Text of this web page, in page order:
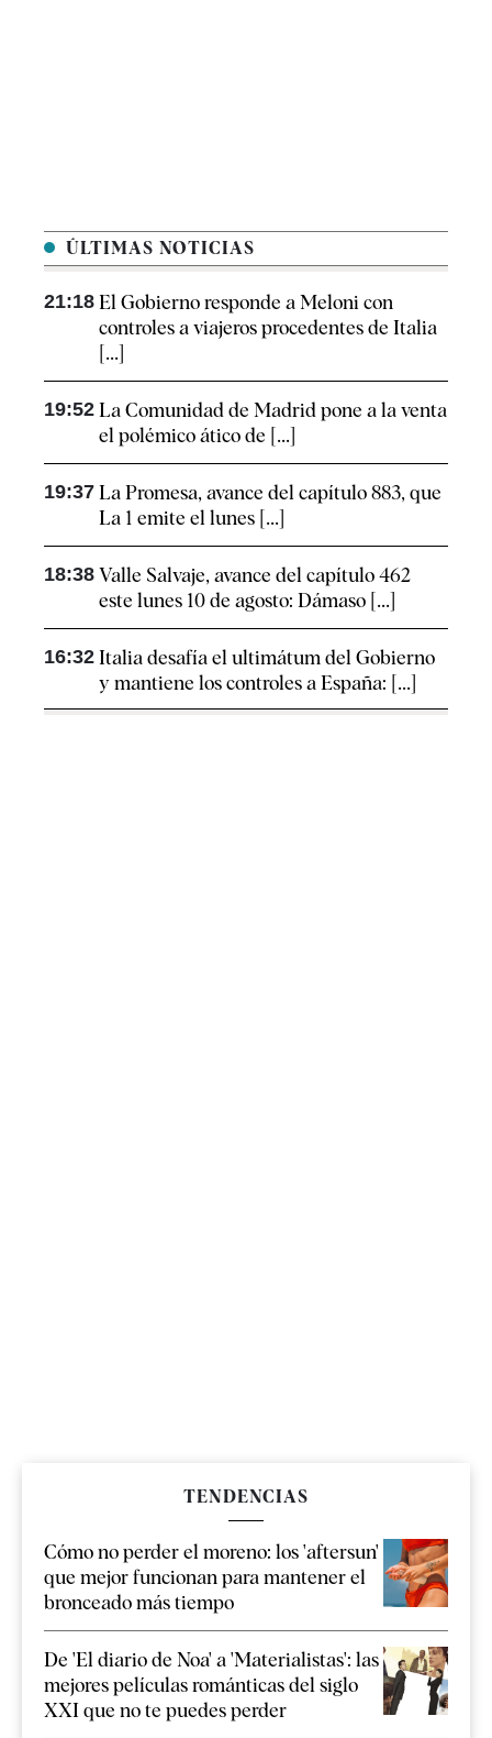
ÚLTIMAS NOTICIAS
21:18 El Gobierno responde a Meloni con
controles a viajeros procedentes de Italia
[...]
19:52 La Comunidad de Madrid pone a la venta
el polémico ático de [...]
19:37 La Promesa, avance del capítulo 883, que
La 1 emite el lunes [...]
18:38 Valle Salvaje, avance del capítulo 462
este lunes 10 de agosto: Dámaso [...]
16:32 Italia desafía el ultimátum del Gobierno
y mantiene los controles a España: [...]
TENDENCIAS
Cómo no perder el moreno: los 'aftersun'
que mejor funcionan para mantener el
bronceado más tiempo
De 'El diario de Noa' a 'Materialistas': las
mejores películas románticas del siglo
XXI que no te puedes perder